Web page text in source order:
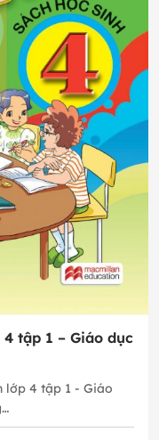
tập 1 – Giáo dục
lớp 4 tập 1 - Giáo